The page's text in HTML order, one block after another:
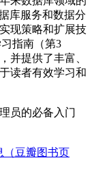
库服务和数据分
现策略和扩展技
指南（第3
并提供了丰富、
读者有效学习和
员的必备入门
（豆瓣图书页